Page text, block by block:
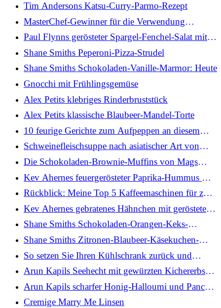
Tim Andersons Katsu-Curry-Parmo-Rezept
MasterChef-Gewinner für die Verwendung
japanischer Zutaten beim Kochen
Paul Flynns gerösteter Spargel-Fenchel-Salat mit
Toonsbridge-Mozzarella
Shane Smiths Peperoni-Pizza-Strudel
Shane Smiths Schokoladen-Vanille-Marmor: Heute
Gnocchi mit Frühlingsgemüse
Alex Petits klebriges Rinderbruststück
Alex Petits klassische Blaubeer-Mandel-Torte
10 feurige Gerichte zum Aufpeppen an diesem
Wochenende
Schweinefleischsuppe nach asiatischer Art von
Mags Roche
Die Schokoladen-Brownie-Muffins von Mags
Roche
Kev Ahernes feuergerösteter Paprika-Hummus mit
Kräuter-Feta und Fladenbrot
Rückblick: Meine Top 5 Kaffeemaschinen für zu
Hause im Jahr 2026
Kev Ahernes gebratenes Hähnchen mit gerösteter
Knoblauch-Aioli
Shane Smiths Schokoladen-Orangen-Keks-
Sandwiches: Heute
Shane Smiths Zitronen-Blaubeer-Käsekuchen-
Laib: Heute
So setzen Sie Ihren Kühlschrank zurück und
organisieren jedes Regal
Arun Kapils Seehecht mit gewürzten Kichererbsen:
Heute
Arun Kapils scharfer Honig-Halloumi und Panch-
Phoron-Tomaten: Heute
Cremige Marry Me Linsen